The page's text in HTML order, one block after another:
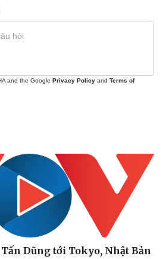
and the Google Privacy Policy and Terms of
Dũng tới Tokyo, Nhật Bản